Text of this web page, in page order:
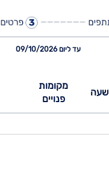
עד ליום 09/10/2026
שעה
מקומות
פנויים